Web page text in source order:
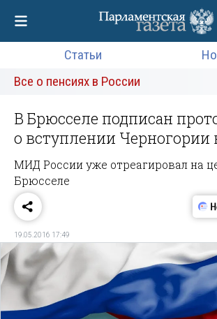
Статьи
Все о пенсиях в России
В Брюсселе подписан
о вступлении
МИД России уже отреагировал на
Брюсселе
19.05.2016 17:49